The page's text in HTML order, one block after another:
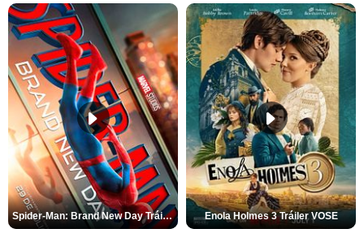
Spider-Man: Brand New Day Tráiler (3) Enola Holmes 3 Tráiler VOSE